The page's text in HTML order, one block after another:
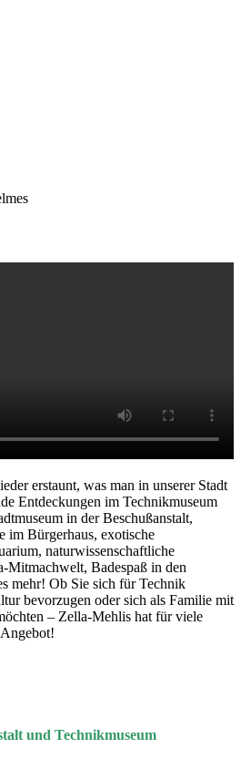
erstaunt, was man in unserer Stadt
Entdeckungen im Technikmuseum
in der Beschußanstalt,
im Bürgerhaus, exotische
naturwissenschaftliche
Mitmachwelt, Badespaß in den
mehr! Ob Sie sich für Technik
bevorzugen oder sich als Familie mit
– Zella-Mehlis hat für viele
und Technikmuseum